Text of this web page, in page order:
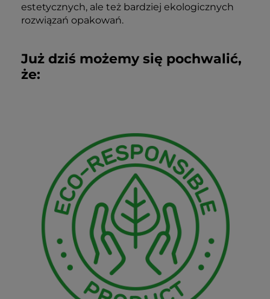
estetycznych, ale też bardziej ekologicznych
rozwiązań opakowań.
Już dziś możemy się pochwalić,
że: